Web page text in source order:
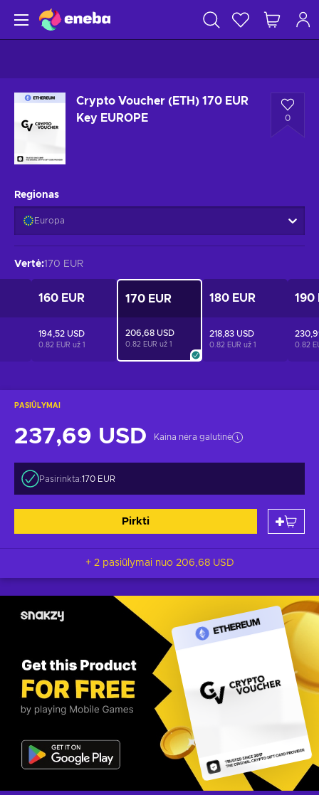
Crypto Voucher (ETH) 170 EUR
Key EUROPE
0
PASIŪLYMAI
237,69 USD Kaina nėra galutinė
Pasirinkta:170 EUR
Pirkti
+ 2 pasiūlymai nuo 206,68 USD
Regionas
Europa
Vertė:170 EUR
160 EUR
194,52 USD
0.82 EUR už 1
170 EUR
206,68 USD
0.82 EUR už 1
180 EUR
218,83 USD
0.82 EUR už 1
190
0.82